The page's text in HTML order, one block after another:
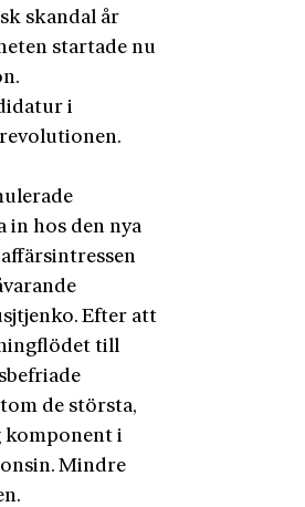
skandal år
startade nu
i
in hos den nya
Efter att
till
de största,
komponent i
Mindre